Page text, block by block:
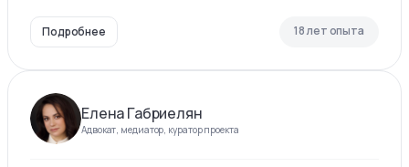
Подробнее 18 лет опыта
Елена Габриелян
Адвокат, медиатор, куратор проекта